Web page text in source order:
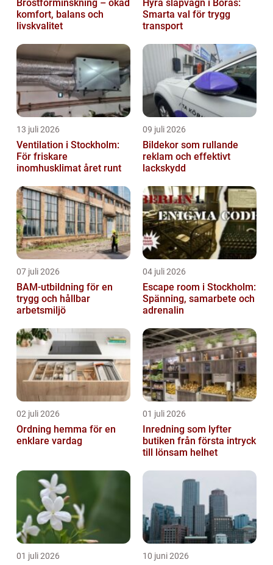
Bröstförminskning – ökad
komfort, balans och
livskvalitet
Hyra släpvagn i Borås:
Smarta val för trygg
transport
13 juli 2026
Ventilation i Stockholm:
För friskare
inomhusklimat året runt
09 juli 2026
Bildekor som rullande
reklam och effektivt
lackskydd
07 juli 2026
BAM-utbildning för en
trygg och hållbar
arbetsmiljö
04 juli 2026
Escape room i Stockholm:
Spänning, samarbete och
adrenalin
02 juli 2026
Ordning hemma för en
enklare vardag
01 juli 2026
Inredning som lyfter
butiken från första intryck
till lönsam helhet
01 juli 2026 10 juni 2026